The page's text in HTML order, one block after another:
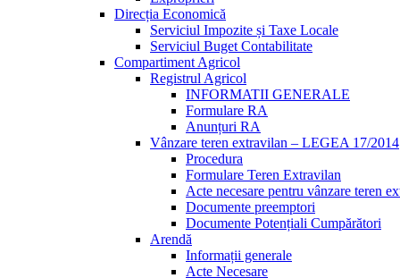
Direcția Economică
Serviciul Impozite și Taxe Locale
Serviciul Buget Contabilitate
Compartiment Agricol
Registrul Agricol
INFORMATII GENERALE
Formulare RA
Anunțuri RA
Vânzare teren extravilan – LEGEA 17/2014
Procedura
Formulare Teren Extravilan
Acte necesare pentru vânzare teren
Documente preemptori
Documente Potențiali Cumpărători
Arendă
Informații generale
Acte Necesare